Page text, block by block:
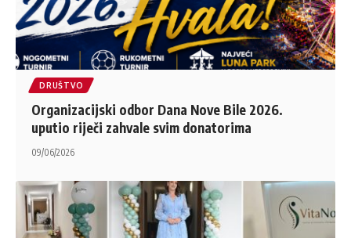
DRUŠTVO
Organizacijski odbor Dana Nove Bile 2026.
uputio riječi zahvale svim donatorima
09/06/2026